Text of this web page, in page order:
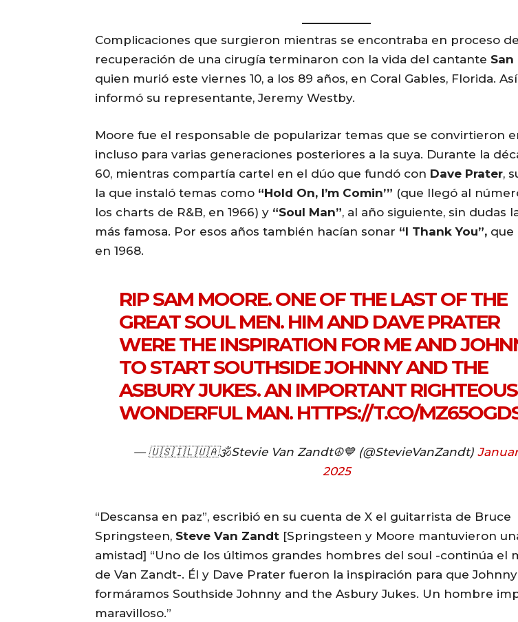
Complicaciones que surgieron mientras se encontraba en proceso de
recuperación de una cirugía terminaron con la vida del cantante San
quien murió este viernes 10, a los 89 años, en Coral Gables, Florida.
informó su representante, Jeremy Westby.
Moore fue el responsable de popularizar temas que se convirtieron
incluso para varias generaciones posteriores a la suya. Durante la
60, mientras compartía cartel en el dúo que fundó con Dave Prater,
la que instaló temas como “Hold On, I’m Comin’” (que llegó al
los charts de R&B, en 1966) y “Soul Man”, al año siguiente, sin dudas
más famosa. Por esos años también hacían sonar “I Thank You”, que
en 1968.
RIP SAM MOORE. ONE OF THE LAST OF THE
GREAT SOUL MEN. HIM AND DAVE PRATER
WERE THE INSPIRATION FOR ME AND
TO START SOUTHSIDE JOHNNY AND THE
ASBURY JUKES. AN IMPORTANT RIGHTEOUS
WONDERFUL MAN. HTTPS://T.CO/
— 🇺🇸🇮🇱🇺🇦🕉Stevie Van Zandt☮️💙 (@StevieVanZandt)
2025
“Descansa en paz”, escribió en su cuenta de X el guitarrista de Bruce
Springsteen, Steve Van Zandt [Springsteen y Moore mantuvieron
amistad] “Uno de los últimos grandes hombres del soul -continúa el
de Van Zandt-. Él y Dave Prater fueron la inspiración para que
formáramos Southside Johnny and the Asbury Jukes. Un hombre
maravilloso.”